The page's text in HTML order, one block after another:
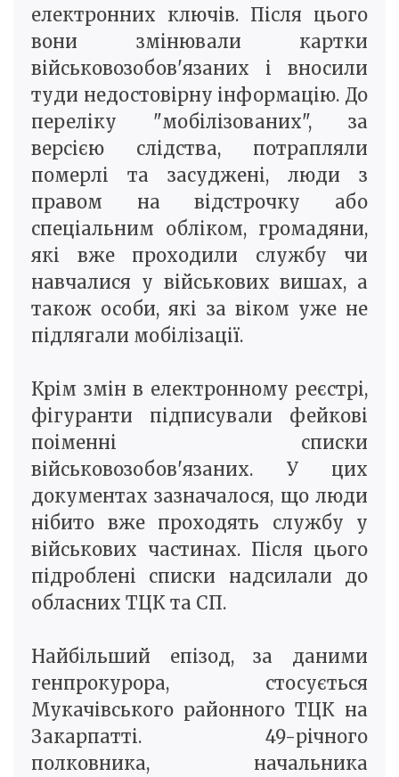
електронних ключів. Після цього
вони змінювали картки
військовозобов'язаних і вносили
туди недостовірну інформацію. До
переліку "мобілізованих", за
версією слідства, потрапляли
померлі та засуджені, люди з
правом на відстрочку або
спеціальним обліком, громадяни,
які вже проходили службу чи
навчалися у військових вишах, а
також особи, які за віком уже не
підлягали мобілізації.
Крім змін в електронному реєстрі,
фігуранти підписували фейкові
поіменні списки
військовозобов'язаних. У цих
документах зазначалося, що люди
нібито вже проходять службу у
військових частинах. Після цього
підроблені списки надсилали до
обласних ТЦК та СП.
Найбільший епізод, за даними
генпрокурора, стосується
Мукачівського районного ТЦК на
Закарпатті. 49-річного
полковника, начальника